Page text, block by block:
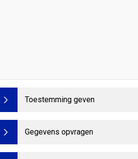
Toestemming geven
Gegevens opvragen